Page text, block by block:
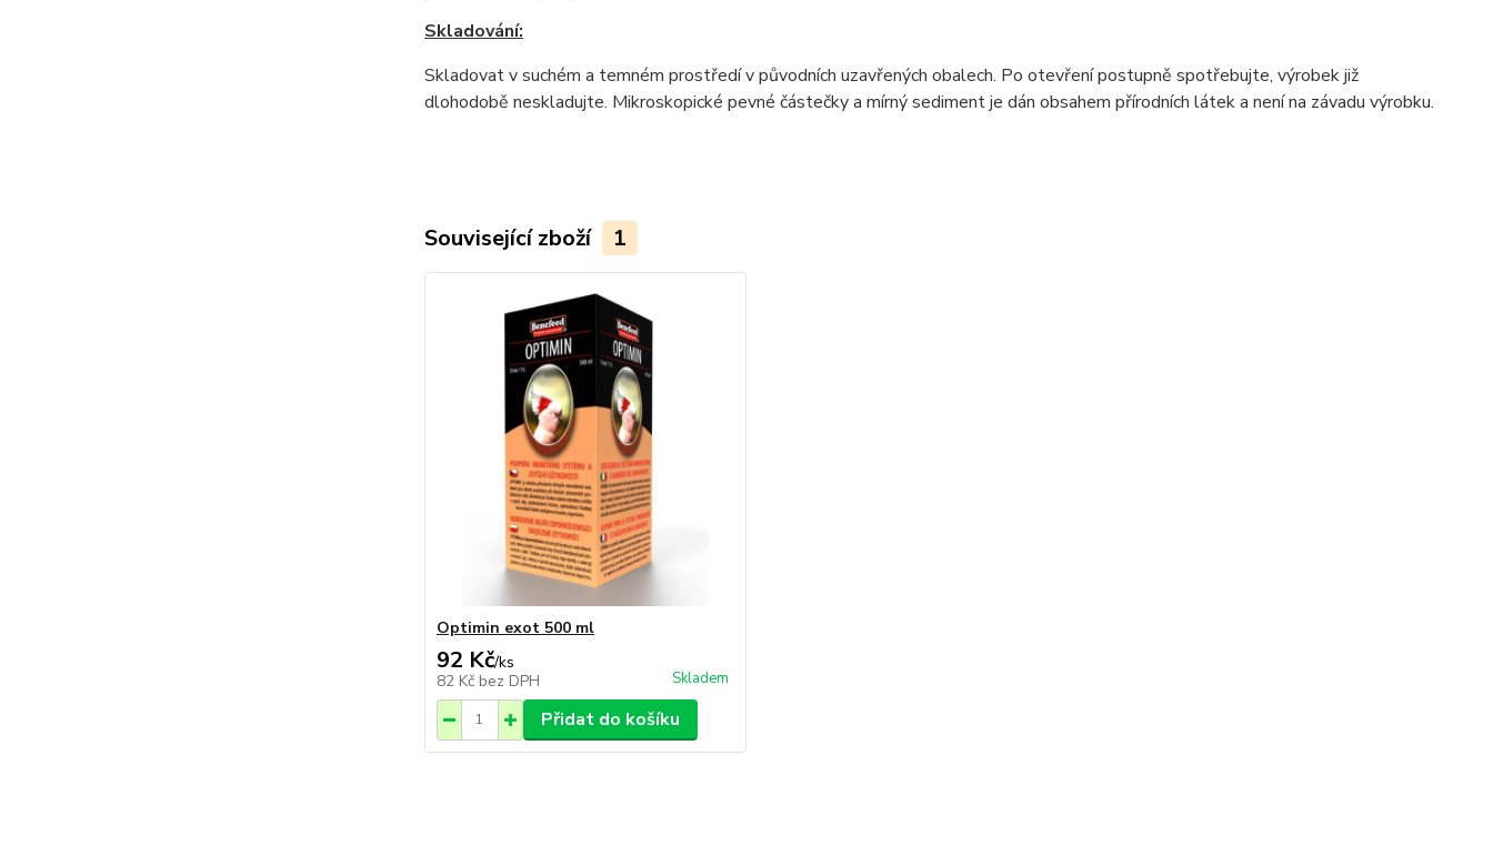
Skladování:
Skladovat v suchém a temném prostředí v původních uzavřených obalech. Po otevření postupně spotřebujte, výrobek již
dlohodobě neskladujte. Mikroskopické pevné částečky a mírný sediment je dán obsahem přírodních látek a není na závadu výrobku.
Související zboží 1
Optimin exot 500 ml
92 Kč/ks
82 Kč bez DPH Skladem
Přidat do košíku